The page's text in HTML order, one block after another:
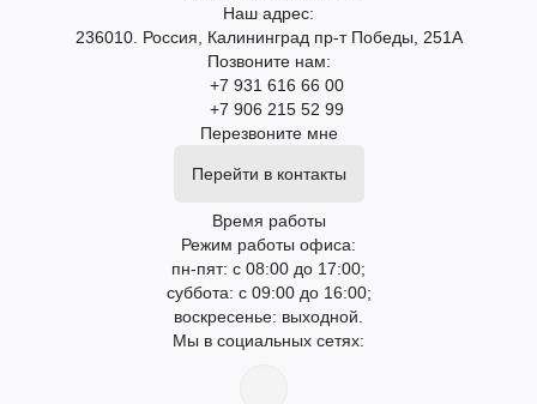
Наш адрес:
236010. Россия, Калининград пр-т Победы, 251А
Позвоните нам:
+7 931 616 66 00
+7 906 215 52 99
Перезвоните мне
Перейти в контакты
Время работы
Режим работы офиса:
пн-пят: с 08:00 до 17:00;
суббота: с 09:00 до 16:00;
воскресенье: выходной.
Мы в социальных сетях: